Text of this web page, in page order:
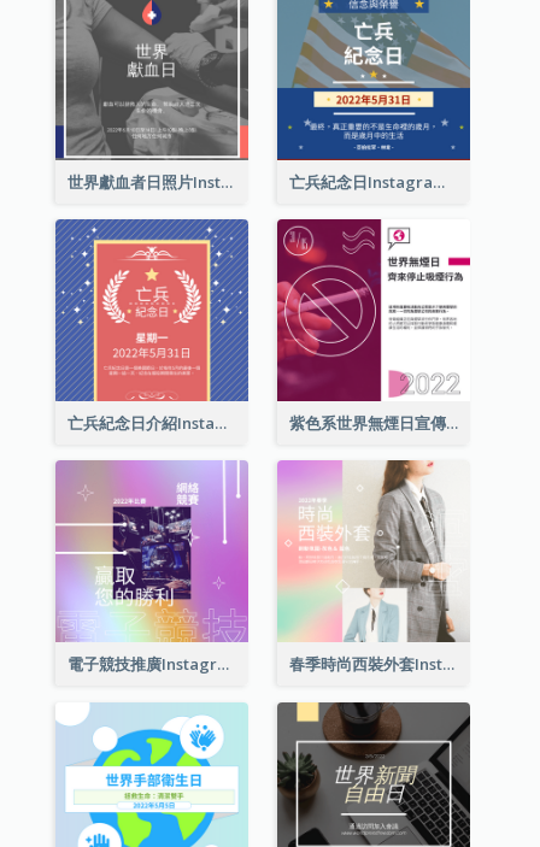
世界獻血者日照片Instagram帖子 亡兵紀念日Instagram帖子(附名言引用)
亡兵紀念日介紹Instagram帖子 紫色系世界無煙日宣傳用Instagram帖子
電子競技推廣Instagram帖子 春季時尚西裝外套Instagram帖子